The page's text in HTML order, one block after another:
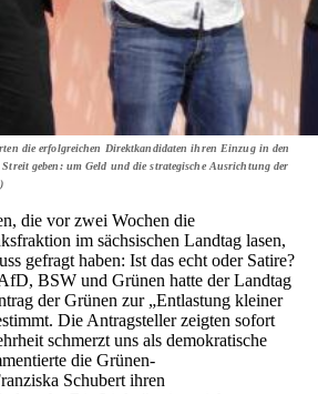
die erfolgreichen Direktkandidaten ihren Einzug in den
geben: um Geld und die strategische Ausrichtung der
die vor zwei Wochen die
im sächsischen Landtag lasen,
gefragt haben: Ist das echt oder Satire?
BSW und Grünen hatte der Landtag
der Grünen zur „Entlastung kleiner
Die Antragsteller zeigten sofort
schmerzt uns als demokratische
die Grünen-
Schubert ihren